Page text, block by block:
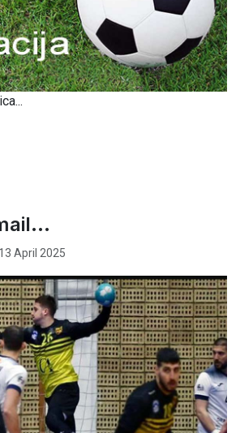
13 April 2025